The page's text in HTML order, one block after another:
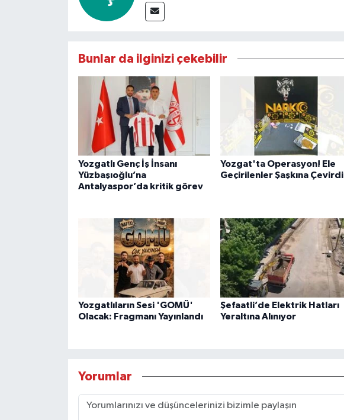
Bunlar da ilginizi çekebilir
Yozgatlı Genç İş İnsanı
Yüzbaşıoğlu’na
Antalyaspor’da kritik görev
Yozgat'ta Operasyon! Ele
Geçirilenler Şaşkına Çevirdi
Yozgatlıların Sesi 'GOMÜ'
Olacak: Fragmanı Yayınlandı
Şefaatli’de Elektrik Hatları
Yeraltına Alınıyor
Yorumlar